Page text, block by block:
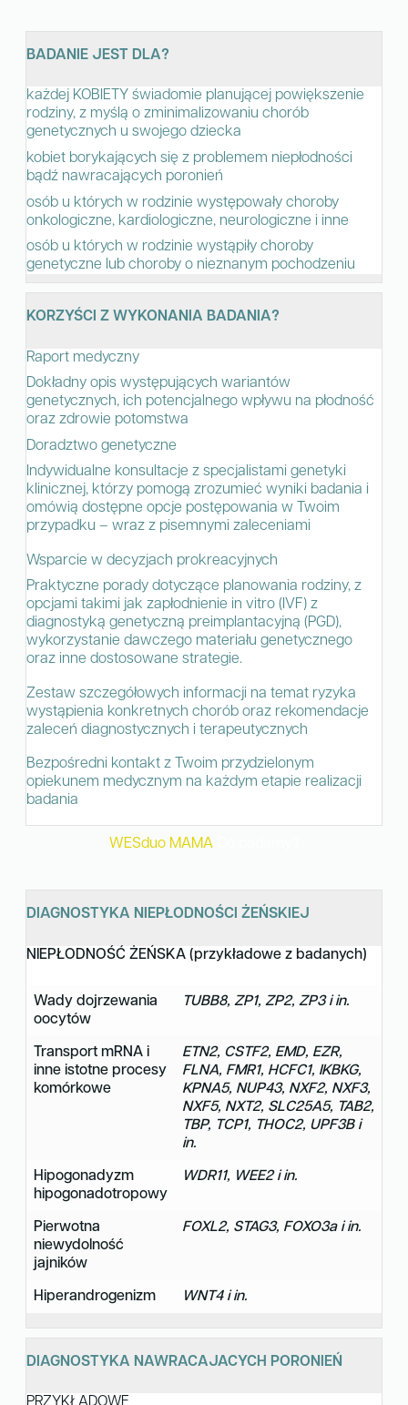
BADANIE JEST DLA?
każdej KOBIETY świadomie planującej powiększenie
rodziny, z myślą o zminimalizowaniu chorób
genetycznych u swojego dziecka
kobiet borykających się z problemem niepłodności
bądź nawracających poronień
osób u których w rodzinie występowały choroby
onkologiczne, kardiologiczne, neurologiczne i inne
osób u których w rodzinie wystąpiły choroby
genetyczne lub choroby o nieznanym pochodzeniu
KORZYŚCI Z WYKONANIA BADANIA?
Raport medyczny
Dokładny opis występujących wariantów
genetycznych, ich potencjalnego wpływu na płodność
oraz zdrowie potomstwa
Doradztwo genetyczne
Indywidualne konsultacje z specjalistami genetyki
klinicznej, którzy pomogą zrozumieć wyniki badania i
omówią dostępne opcje postępowania w Twoim
przypadku – wraz z pisemnymi zaleceniami
Wsparcie w decyzjach prokreacyjnych
Praktyczne porady dotyczące planowania rodziny, z
opcjami takimi jak zapłodnienie in vitro (IVF) z
diagnostyką genetyczną preimplantacyjną (PGD),
wykorzystanie dawczego materiału genetycznego
oraz inne dostosowane strategie.
Zestaw szczegółowych informacji na temat ryzyka
wystąpienia konkretnych chorób oraz rekomendacje
zaleceń diagnostycznych i terapeutycznych
Bezpośredni kontakt z Twoim przydzielonym
opiekunem medycznym na każdym etapie realizacji
badania
WESduo MAMA
DIAGNOSTYKA NIEPŁODNOŚCI ŻEŃSKIEJ
NIEPŁODNOŚĆ ŻEŃSKA (przykładowe z badanych)
Wady dojrzewania
oocytów
TUBB8, ZP1, ZP2, ZP3 i in.
Transport mRNA i
inne istotne procesy
komórkowe
ETN2, CSTF2, EMD, EZR,
FLNA, FMR1, HCFC1, IKBKG,
KPNA5, NUP43, NXF2, NXF3,
NXF5, NXT2, SLC25A5, TAB2,
TBP, TCP1, THOC2, UPF3B i
in.
Hipogonadyzm
hipogonadotropowy
WDR11, WEE2 i in.
Pierwotna
niewydolność
jajników
FOXL2, STAG3, FOXO3a i in.
Hiperandrogenizm WNT4 i in.
DIAGNOSTYKA NAWRACAJACYCH PORONIEŃ